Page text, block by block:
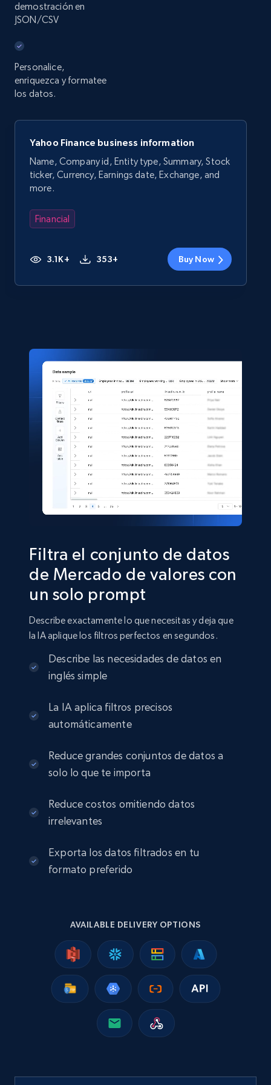
demostración en
JSON/CSV
Personalice,
enriquezca y formatee
los datos.
Yahoo Finance business information
Name, Company id, Entity type, Summary, Stock
ticker, Currency, Earnings date, Exchange, and
more.
Financial
3.1K+ 353+ Buy Now
Filtra el conjunto de datos
de Mercado de valores con
un solo prompt
Describe exactamente lo que necesitas y deja que
la IA aplique los filtros perfectos en segundos.
Describe las necesidades de datos en
inglés simple
La IA aplica filtros precisos
automáticamente
Reduce grandes conjuntos de datos a
solo lo que te importa
Reduce costos omitiendo datos
irrelevantes
Exporta los datos filtrados en tu
formato preferido
AVAILABLE DELIVERY OPTIONS